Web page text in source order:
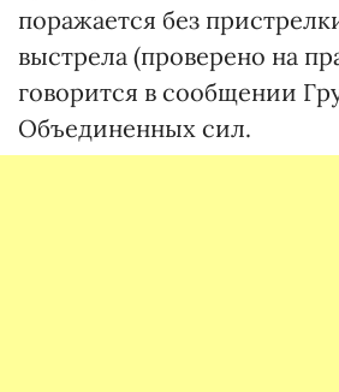
поражается без
выстрела (проверено на
говорится в сообщении
Объединенных сил.